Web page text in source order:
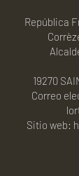
República
19270
Correo
Sitio web: